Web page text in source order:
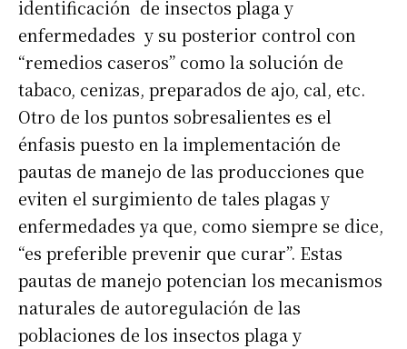
identificación de insectos plaga y
enfermedades y su posterior control con
“remedios caseros” como la solución de
tabaco, cenizas, preparados de ajo, cal, etc.
Otro de los puntos sobresalientes es el
énfasis puesto en la implementación de
pautas de manejo de las producciones que
eviten el surgimiento de tales plagas y
enfermedades ya que, como siempre se dice,
“es preferible prevenir que curar”. Estas
pautas de manejo potencian los mecanismos
naturales de autoregulación de las
poblaciones de los insectos plaga y